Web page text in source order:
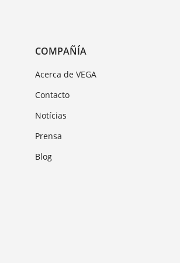
COMPAÑÍA
Acerca de VEGA
Contacto
Notícias
Prensa
Blog